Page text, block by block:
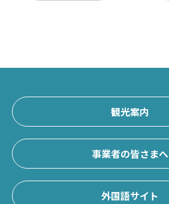
観光案内
事業者の皆さまへ
外国語サイト